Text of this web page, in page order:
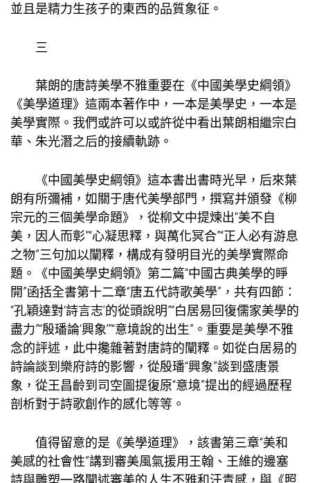
並且是精力生孩子的東西的品質象征。
三
葉朗的唐詩美學不雅重要在《中國美學史綱領》
《美學道理》這兩本著作中，一本是美學史，一本是
美學實際。我們或許可以或許從中看出葉朗相繼宗白
華、朱光潛之后的接續軌跡。
《中國美學史綱領》這本書出書時光早，后來葉
朗有所彌補，如關于唐代美學部門，撰寫并頒發《柳
宗元的三個美學命題》，從柳文中提煉出“美不自
美，因人而彰”“心凝思釋，與萬化冥合”“正人必有游息
之物”三句加以闡釋，構成有發明目光的美學實際命
題。《中國美學史綱領》第二篇“中國古典美學的睜
開”函括全書第十二章“唐五代詩歌美學”，共有四節：
“孔穎達對‘詩言志’的從頭說明”“白居易回復儒家美學的
盡力”“殷璠論‘興象’”“意境說的出生”。重要是美學不雅
念的評述，此中攙雜著對唐詩的闡釋。如從白居易的
詩論談到樂府詩的影響，從殷璠“興象”談到盛唐景
象，從王昌齡到司空圖提復原“意境”提出的經過歷程
剖析對于詩歌創作的感化等等。
值得留意的是《美學道理》，該書第三章“美和
美感的社會性”講到審美風氣援用王翰、王維的邊塞
詩與雕塑一路闡述審美的人生不雅和汗青感，與《照